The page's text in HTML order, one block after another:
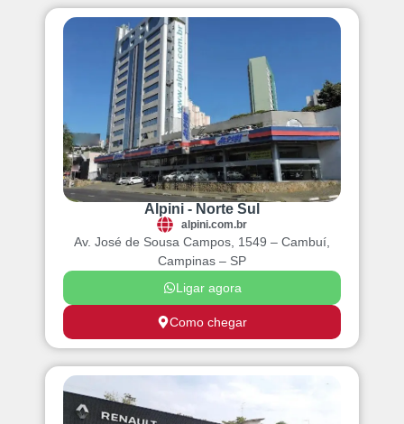
Alpini - Norte Sul
alpini.com.br
Como chegar
Ligar agora
Av. José de Sousa Campos, 1549 – Cambuí,
Campinas – SP